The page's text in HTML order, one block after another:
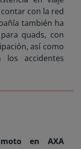
con la red
también ha
quads, con
así como
accidentes
en AXA